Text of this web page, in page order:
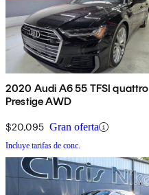
2020 Audi A6 55 TFSI quattro
Prestige AWD
$20,095 Gran oferta
Incluye tarifas de conc.